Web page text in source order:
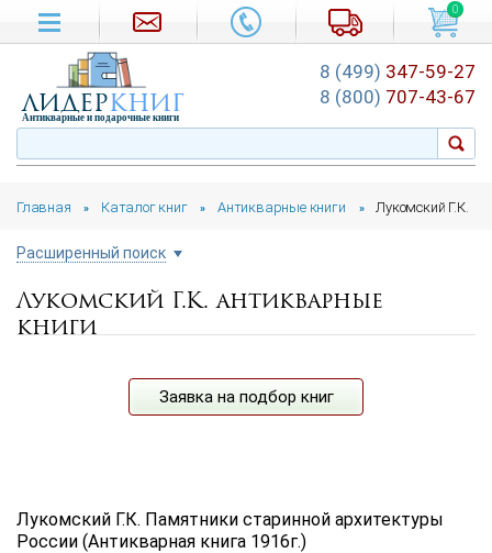
Главная » Каталог книг » Антикварные книги » Лукомский Г.К.
Расширенный поиск
Цена руб.
от
до
Язык книги
...
Лукомский Г.К. антикварные
книги
Заявка на подбор книг
Лукомский Г.К. Памятники старинной архитектуры
России (Антикварная книга 1916г.)
0
лидеркниг
Антикварные и подарочные книги
8 (499) 347-59-27
8 (800) 707-43-67